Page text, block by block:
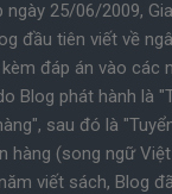
25/06/2009,
đầu tiên viết về
đáp án vào các
Blog phát hành là
sau đó là
hàng (song ngữ
viết sách, Blog